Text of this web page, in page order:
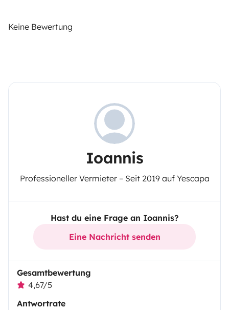
Keine Bewertung
Ioannis
Professioneller Vermieter – Seit 2019 auf Yescapa
Hast du eine Frage an Ioannis?
Eine Nachricht senden
Gesamtbewertung
4,67/5
Antwortrate